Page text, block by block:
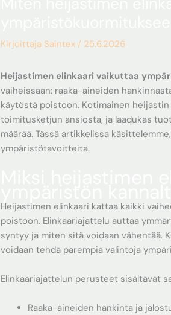
Kirjoittaja Saintex/ 25.6.2026
Heijastimen elinkaari vaikuttaa
vaiheissaan: raaka-aineiden
käytöstä poistoon. Kotimainen
toimitusketjun ansiosta, ja laadukas
määrää. Tässä artikkelissa
ympäristötavoitteita.
Heijastimen elinkaari kattaa kaikki
poistoon. Elinkaariajattelu auttaa
syntyy ja miten sitä voidaan vähentää.
voidaan tehdä parempia valintoja
Elinkaariajattelun perusteet sisältävät
Raaka-aineiden hankinta ja